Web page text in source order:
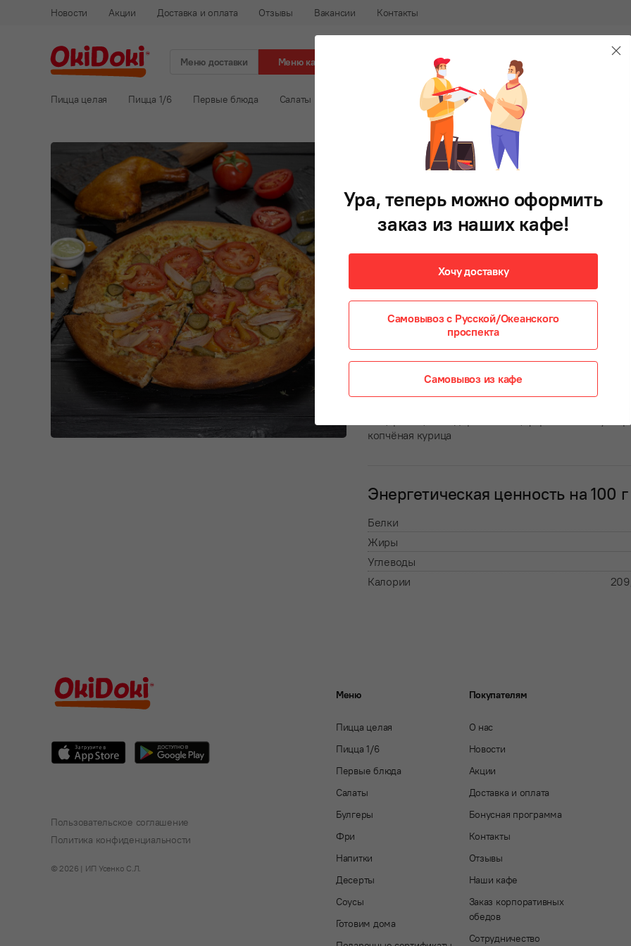
Новости Акции Доставка и оплата Отзывы Вакансии Контакты
Меню доставки Меню кафе 240-88-88
Доставка еды во Владивостоке
В
Пицца целая Пицца 1/6 Первые блюда Салаты Напитки Десерты
Чикен барбекю
774 ₽ В корзину
Копчёная курочка с солёными огурчиками,
маринованными опятами и свежими томатами под
фирменным соусом не оставит вас голодными
и равнодушными
Состав:
тесто дрожжевое, опята, огурцы
моцарелла, помидоры свежие, фирменный соус
копчёная курица
Энергетическая ценность на 100 г
Белки
Жиры
Углеводы
Калории
Пользовательское соглашение
Политика конфиденциальности
© 2026 | ИП Усенко С.Л.
Меню
Пицца целая
Пицца 1/6
Первые блюда
Салаты
Булгеры
Фри
Напитки
Десерты
Соусы
Готовим дома
Покупателям
О нас
Новости
Акции
Доставка и оплата
Бонусная программа
Контакты
Отзывы
Наши кафе
Заказ корпоративных
обедов
Сотрудничество
Ура, теперь можно оформить
заказ из наших кафе!
Хочу доставку
Самовывоз с Русской/Океанского
проспекта
Самовывоз из кафе